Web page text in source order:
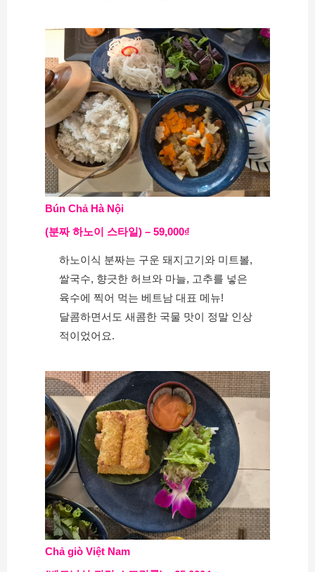
Bún Chả Hà Nội
(분짜 하노이 스타일) – 59,000₫
하노이식 분짜는 구운 돼지고기와 미트볼,
쌀국수, 향긋한 허브와 마늘, 고추를 넣은
육수에 찍어 먹는 베트남 대표 메뉴!
달콤하면서도 새콤한 국물 맛이 정말 인상
적이었어요.
Chả giò Việt Nam